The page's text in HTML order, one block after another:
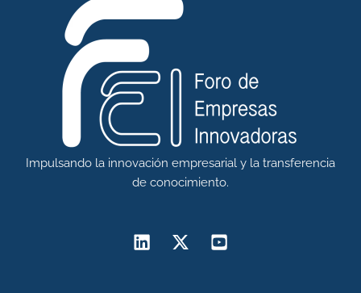
Impulsando la innovación empresarial y la transferencia
de conocimiento.